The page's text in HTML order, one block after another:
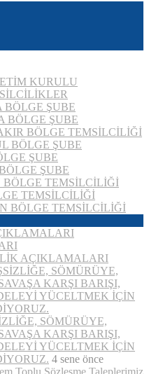
KURULU
ŞUBE
BÖLGE ŞUBE
BÖLGE TEMSİLCİLİĞİ
BÖLGE ŞUBE
ŞUBE
ŞUBE
BÖLGE TEMSİLCİLİĞİ
TEMSİLCİLİĞİ
BÖLGE TEMSİLCİLİĞİ
AÇIKLAMALARI
SÖMÜRÜYE,
KARŞI BARIŞI,
YÜCELTMEK İÇİN
4 sene önce